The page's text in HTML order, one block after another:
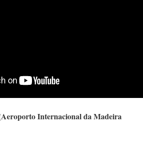
Internacional da Madeira